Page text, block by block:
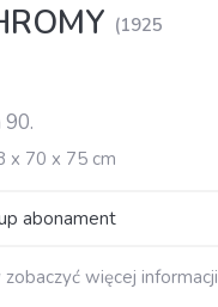
(1925
90.
x 70 x 75 cm
abonament
więcej informacji